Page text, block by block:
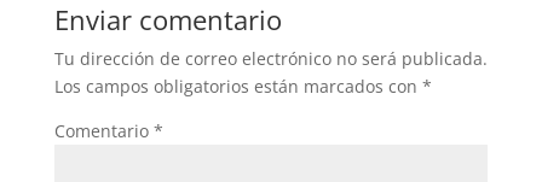
Enviar comentario
Tu dirección de correo electrónico no será publicada.
Los campos obligatorios están marcados con *
Comentario *